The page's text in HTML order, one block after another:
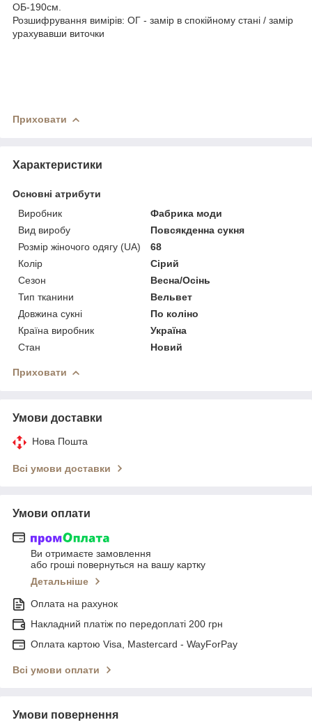
ОБ-190см.
Розшифрування вимірів: ОГ - замір в спокійному стані / замір
урахувавши виточки
Приховати
Характеристики
Основні атрибути
Виробник
Фабрика моди
Вид виробу
Повсякденна сукня
Розмір жіночого одягу (UA)
68
Колір
Сірий
Сезон
Весна/Осінь
Тип тканини
Вельвет
Довжина сукні
По коліно
Країна виробник
Україна
Стан
Новий
Приховати
Умови доставки
Нова Пошта
Всі умови доставки
Умови оплати
Ви отримаєте замовлення
або гроші повернуться на вашу картку
Детальніше
Оплата на рахунок
Накладний платіж по передоплаті 200 грн
Оплата картою Visa, Mastercard - WayForPay
Всі умови оплати
Умови повернення